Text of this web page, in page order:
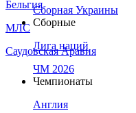
Бельгия
МЛС
Саудовская Аравия
Сборная Украины
Сборные
Лига наций
ЧМ 2026
Чемпионаты
Англия